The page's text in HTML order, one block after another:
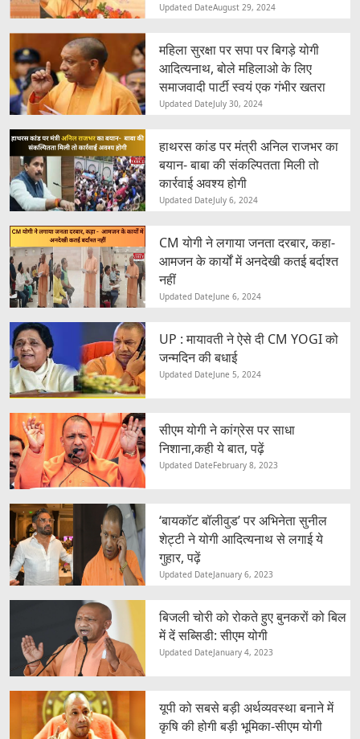
Updated DateAugust 29, 2024
महिला सुरक्षा पर सपा पर बिगड़े योगी
आदित्यनाथ, बोले महिलाओ के लिए
समाजवादी पार्टी स्वयं एक गंभीर खतरा
Updated DateJuly 30, 2024
हाथरस कांड पर मंत्री अनिल राजभर का
बयान- बाबा की संकल्पितता मिली तो
कार्रवाई अवश्य होगी
Updated DateJuly 6, 2024
CM योगी ने लगाया जनता दरबार, कहा-
आमजन के कार्यों में अनदेखी कतई बर्दाश्त
नहीं
Updated DateJune 6, 2024
UP : मायावती ने ऐसे दी CM YOGI को
जन्मदिन की बधाई
Updated DateJune 5, 2024
सीएम योगी ने कांग्रेस पर साधा
निशाना,कही ये बात, पढ़ें
Updated DateFebruary 8, 2023
‘बायकॉट बॉलीवुड’ पर अभिनेता सुनील
शेट्टी ने योगी आदित्यनाथ से लगाई ये
गुहार, पढ़ें
Updated DateJanuary 6, 2023
बिजली चोरी को रोकते हुए बुनकरों को बिल
में दें सब्सिडी: सीएम योगी
Updated DateJanuary 4, 2023
यूपी को सबसे बड़ी अर्थव्यवस्था बनाने में
कृषि की होगी बड़ी भूमिका-सीएम योगी